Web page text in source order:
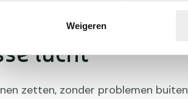
Weigeren
lucht
zetten, zonder problemen buiten